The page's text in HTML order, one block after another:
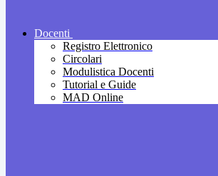
Docenti
Registro Elettronico
Circolari
Modulistica Docenti
Tutorial e Guide
MAD Online